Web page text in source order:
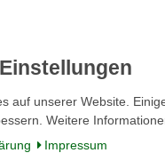
auf unserer Website.
Weitere
Impressum